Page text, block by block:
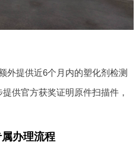
外提供近6个月内的塑化剂检测
供官方获奖证明原件扫描件，
办理流程